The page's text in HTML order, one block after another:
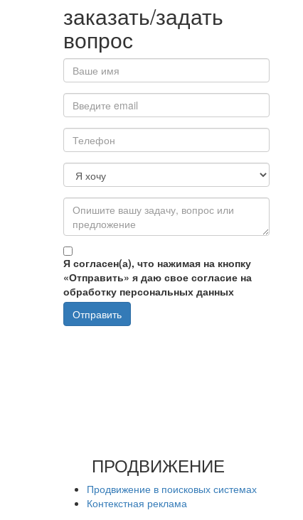
заказать/задать
вопрос
Я согласен(а), что нажимая на кнопку
«Отправить» я даю свое согласие на
обработку персональных данных
ПРОДВИЖЕНИЕ
Продвижение в поисковых системах
Контекстная реклама